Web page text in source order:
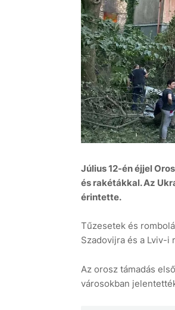
Július 12-én éjjel
és rakétákkal. Az
érintette.
Tűzesetek és
Szadovijra és a Lviv-i
Az orosz támadás
városokban